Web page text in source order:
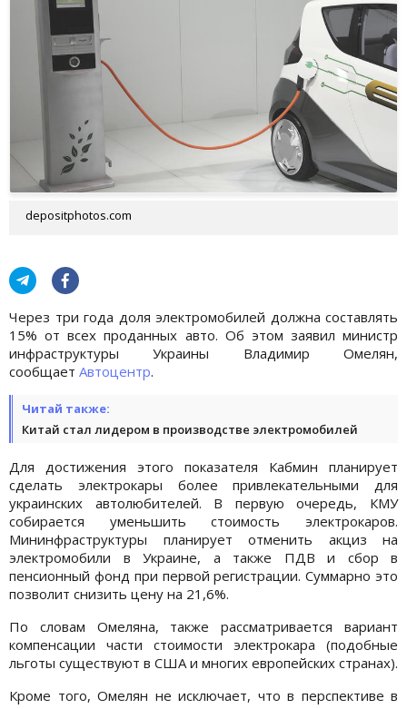
depositphotos.com
Через три года доля электромобилей должна составлять
15% от всех проданных авто. Об этом заявил министр
инфраструктуры Украины Владимир Омелян,
сообщает Автоцентр.
Читай также:
Китай стал лидером в производстве электромобилей
Для достижения этого показателя Кабмин планирует
сделать электрокары более привлекательными для
украинских автолюбителей. В первую очередь, КМУ
собирается уменьшить стоимость электрокаров.
Мининфраструктуры планирует отменить акциз на
электромобили в Украине, а также ПДВ и сбор в
пенсионный фонд при первой регистрации. Суммарно это
позволит снизить цену на 21,6%.
По словам Омеляна, также рассматривается вариант
компенсации части стоимости электрокара (подобные
льготы существуют в США и многих европейских странах).
Кроме того, Омелян не исключает, что в перспективе в